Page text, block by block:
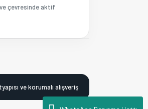
çevresinde aktif
ve korumalı alışveriş